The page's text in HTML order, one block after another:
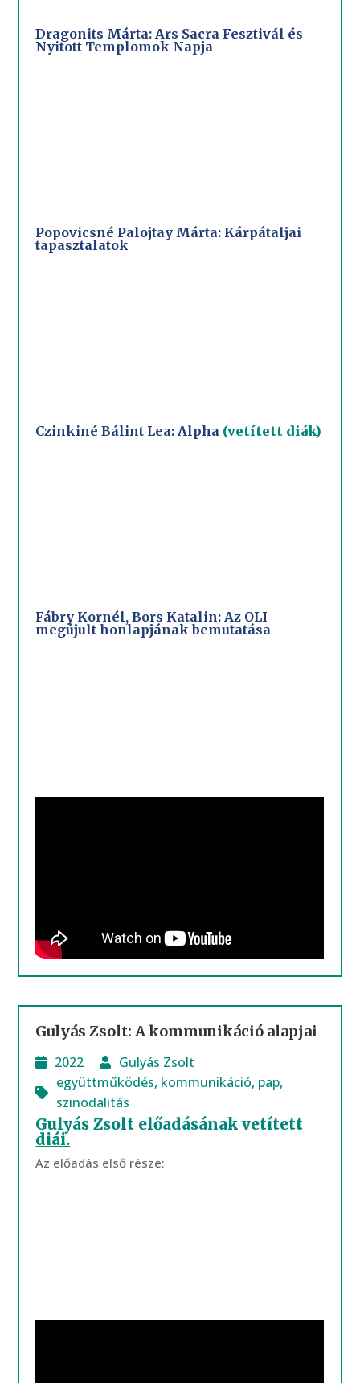
Dragonits Márta: Ars Sacra Fesztivál és
Nyitott Templomok Napja
Popovicsné Palojtay Márta: Kárpátaljai
tapasztalatok
Czinkiné Bálint Lea: Alpha (vetített diák)
Fábry Kornél, Bors Katalin: Az OLI
megújult honlapjának bemutatása
Gulyás Zsolt: A kommunikáció alapjai
2022
Gulyás Zsolt
együttműködés, kommunikáció, pap,
szinodalitás
Gulyás Zsolt előadásának vetített
diái.
Az előadás első része: